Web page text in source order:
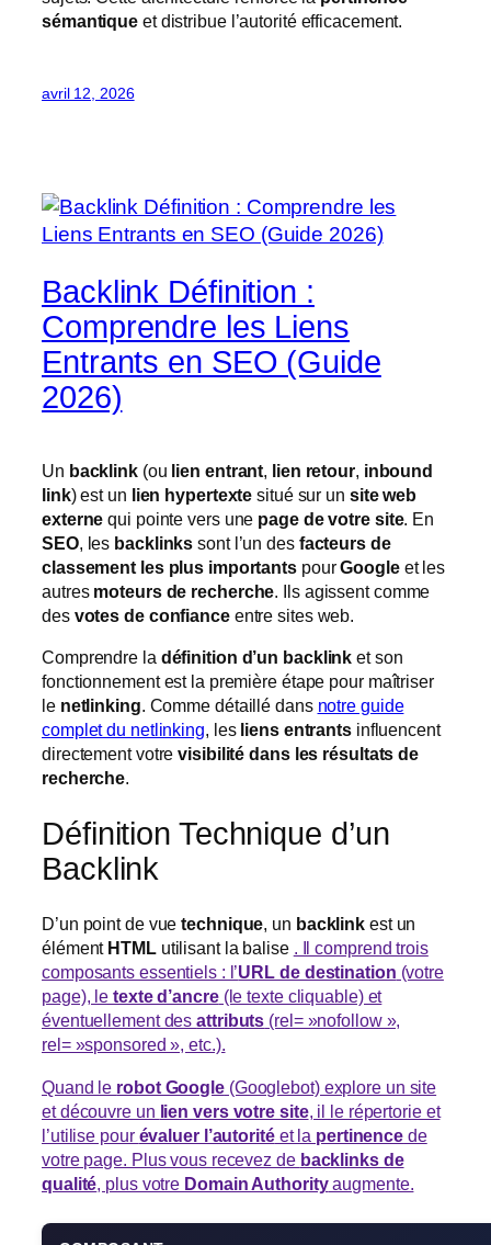
sémantique et distribue l’autorité efficacement.
avril 12, 2026
Backlink Définition :
Comprendre les Liens
Entrants en SEO (Guide
2026)
Un backlink(ou lien entrant, lien retour, inbound
link) est un lien hypertexte situé sur un site web
externe qui pointe vers une page de votre site. En
SEO, les backlinks sont l’un des facteurs de
classement les plus importants pourGoogleet les
autres moteurs de recherche. Ils agissent comme
des votes de confianceentre sites web.
Comprendre la définition d’un backlink et son
fonctionnement est la première étape pour maîtriser
le netlinking. Comme détaillé dans notre guide
complet du netlinking, les liens entrantsinfluencent
directement votrevisibilité dans les résultats de
recherche.
Définition Technique d’un
Backlink
D’un point de vuetechnique, un backlink est un
élément HTMLutilisant la balise . Il comprend trois
composants essentiels : l’URL de destination (votre
page), letexte d’ancre(le texte cliquable) et
éventuellement desattributs (rel= »nofollow »,
rel= »sponsored », etc.).
Quand le robot Google(Googlebot) explore un site
et découvre un lien vers votre site, il le répertorie et
l’utilise pour évaluer l’autoritéet la pertinence de
votre page. Plus vous recevez de backlinks de
qualité, plus votre Domain Authorityaugmente.